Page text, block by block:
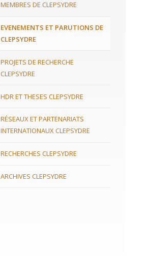
MEMBRES DE CLEPSYDRE
EVENEMENTS ET PARUTIONS DE
CLEPSYDRE
PROJETS DE RECHERCHE
CLEPSYDRE
HDR ET THESES CLEPSYDRE
RÉSEAUX ET PARTENARIATS
INTERNATIONAUX CLEPSYDRE
RECHERCHES CLEPSYDRE
ARCHIVES CLEPSYDRE